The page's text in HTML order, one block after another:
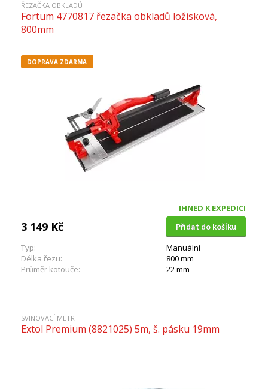
ŘEZAČKA OBKLADŮ
Fortum 4770817 řezačka obkladů ložisková,
800mm
DOPRAVA ZDARMA
IHNED K EXPEDICI
3 149 Kč
Přidat do košíku
Typ:
Manuální
Délka řezu:
800 mm
Průměr kotouče:
22 mm
SVINOVACÍ METR
Extol Premium (8821025) 5m, š. pásku 19mm